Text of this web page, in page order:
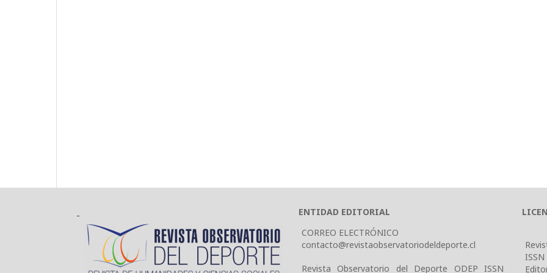
ENTIDAD EDITORIAL
CORREO ELECTRÓNICO
contacto@revistaobservatoriodeldeporte.cl
Revista Observatorio del Deporte ODEP ISSN